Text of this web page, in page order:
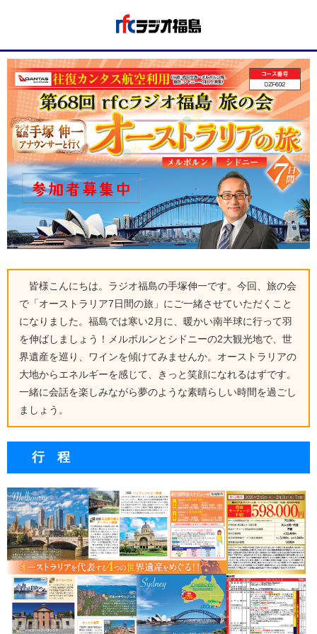
皆様こんにちは。ラジオ福島の手塚伸一です。今回、旅の会
で「オーストラリア7日間の旅」にご一緒させていただくこと
になりました。福島では寒い2月に、暖かい南半球に行って羽
を伸ばしましょう！メルボルンとシドニーの2大観光地で、世
界遺産を巡り、ワインを傾けてみませんか。オーストラリアの
大地からエネルギーを感じて、きっと笑顔になれるはずです。
一緒に会話を楽しみながら夢のような素晴らしい時間を過ごし
ましょう。
行 程